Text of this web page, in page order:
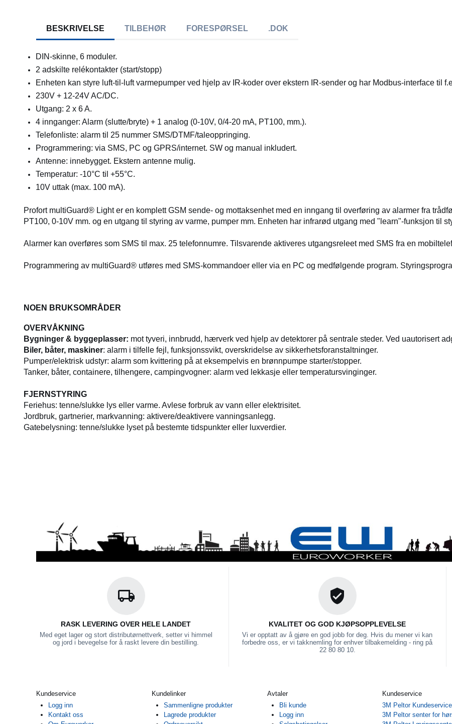
BESKRIVELSE TILBEHØR FORESPØRSEL .DOK
DIN-skinne, 6 moduler.
2 adskilte relékontakter (start/stopp)
Enheten kan styre luft-til-luft varmepumper ved hjelp av IR-koder over ekstern IR-sender og har Modbus-interface til
230V + 12-24V AC/DC.
Utgang: 2 x 6 A.
4 innganger: Alarm (slutte/bryte) + 1 analog (0-10V, 0/4-20 mA, PT100, mm.).
Telefonliste: alarm til 25 nummer SMS/DTMF/taleoppringing.
Programmering: via SMS, PC og GPRS/internet. SW og manual inkludert.
Antenne: innebygget. Ekstern antenne mulig.
Temperatur: -10°C til +55°C.
10V uttak (max. 100 mA).
Profort multiGuard® Light er en komplett GSM sende- og mottaksenhet med en inngang til overføring av alarmer fra
PT100, 0-10V mm. og en utgang til styring av varme, pumper mm. Enheten har infrarød utgang med "learn"-funksjon til
Alarmer kan overføres som SMS til max. 25 telefonnumre. Tilsvarende aktiveres utgangsreleet med SMS fra en
Programmering av multiGuard® utføres med SMS-kommandoer eller via en PC og medfølgende program.
NOEN BRUKSOMRÅDER
OVERVÅKNING
Bygninger & byggeplasser: mot tyveri, innbrudd, hærverk ved hjelp av detektorer på sentrale steder. Ved uautorisert
Biler, båter, maskiner: alarm i tilfelle fejl, funksjonssvikt, overskridelse av sikkerhetsforanstaltninger.
Pumper/elektrisk udstyr: alarm som kvittering på at eksempelvis en brønnpumpe starter/stopper.
Tanker, båter, containere, tilhengere, campingvogner: alarm ved lekkasje eller temperatursvinginger.
FJERNSTYRING
Feriehus: tenne/slukke lys eller varme. Avlese forbruk av vann eller elektrisitet.
Jordbruk, gartnerier, markvanning: aktivere/deaktivere vanningsanlegg.
Gatebelysning: tenne/slukke lyset på bestemte tidspunkter eller luxverdier.
RASK LEVERING OVER HELE LANDET
Med eget lager og stort distributørnettverk, setter vi himmel
og jord i bevegelse for å raskt levere din bestilling.
KVALITET OG GOD KJØPSOPPLEVELSE
Vi er opptatt av å gjøre en god jobb for deg. Hvis du mener vi kan
forbedre oss, er vi takknemling for enhver tilbakemelding - ring på
22 80 80 10.
Kundeservice
Logg inn
Kontakt oss
Kundelinker
Sammenligne produkter
Lagrede produkter
Avtaler
Bli kunde
Logg inn
Kundeservice
3M Peltor Kundeservice
3M Peltor senter for